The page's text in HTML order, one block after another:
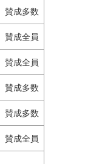
賛成多数
賛成全員
賛成全員
賛成多数
賛成多数
賛成全員